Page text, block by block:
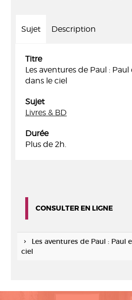
Sujet Description
Titre
Les aventures de Paul :
dans le ciel
Sujet
Livres & BD
Durée
Plus de 2h.
CONSULTER EN LIGNE
Les aventures de Paul : Paul
ciel